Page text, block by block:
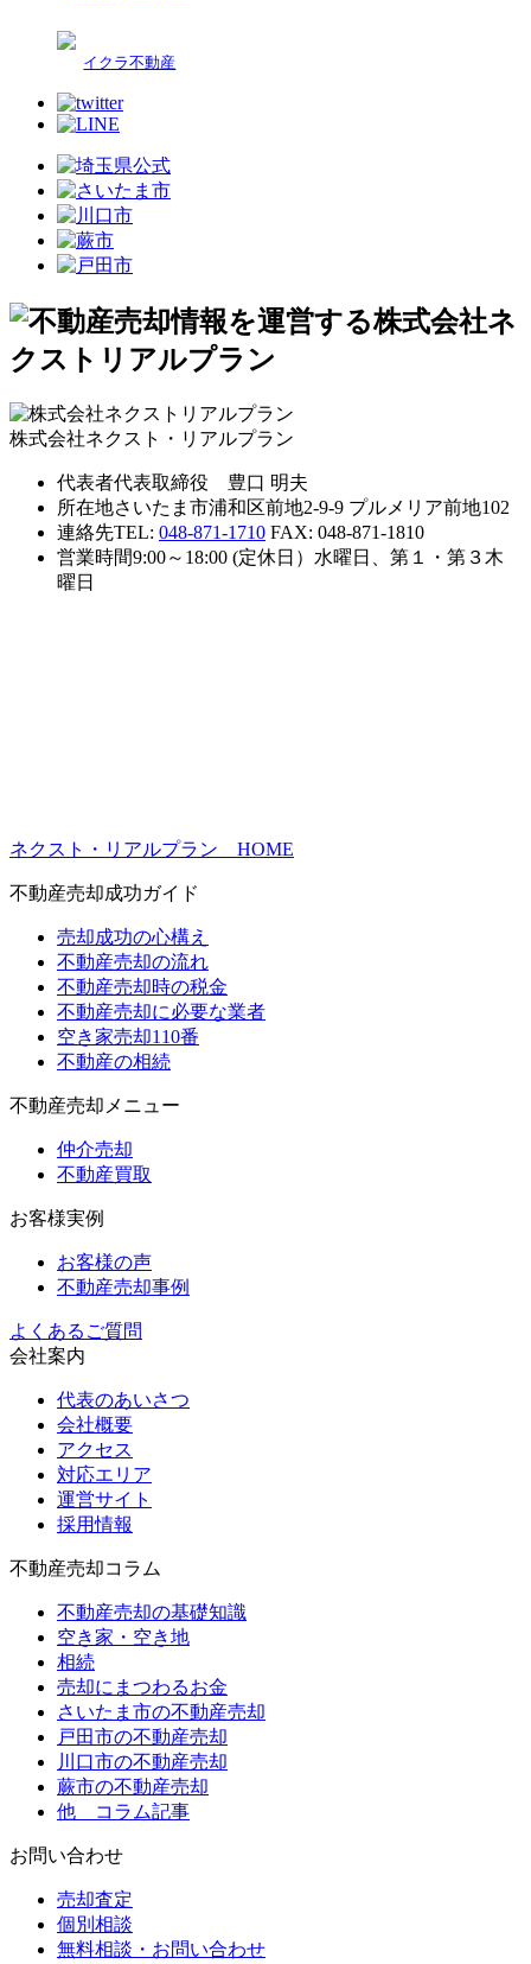
イクラ不動産
株式会社ネクスト・リアルプラン
代表者代表取締役 豊口 明夫
所在地さいたま市浦和区前地2-9-9 プルメリア前地102
連絡先TEL: 048-871-1710 FAX: 048-871-1810
営業時間9:00～18:00 (定休日）水曜日、第１・第３木
曜日
ネクスト・リアルプラン HOME
不動産売却成功ガイド
売却成功の心構え
不動産売却の流れ
不動産売却時の税金
不動産売却に必要な業者
空き家売却110番
不動産の相続
不動産売却メニュー
仲介売却
不動産買取
お客様実例
お客様の声
不動産売却事例
よくあるご質問
会社案内
代表のあいさつ
会社概要
アクセス
対応エリア
運営サイト
採用情報
不動産売却コラム
不動産売却の基礎知識
空き家・空き地
相続
売却にまつわるお金
さいたま市の不動産売却
戸田市の不動産売却
川口市の不動産売却
蕨市の不動産売却
他 コラム記事
お問い合わせ
売却査定
個別相談
無料相談・お問い合わせ